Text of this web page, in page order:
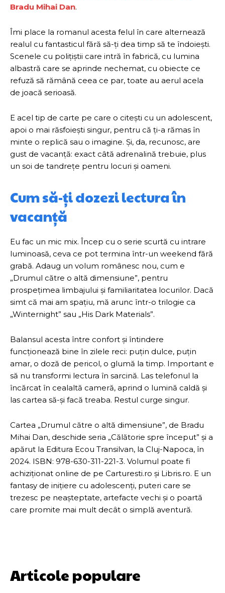
Bradu Mihai Dan.
Îmi place la romanul acesta felul în care alternează
realul cu fantasticul fără să-ți dea timp să te îndoiești.
Scenele cu polițiștii care intră în fabrică, cu lumina
albastră care se aprinde nechemat, cu obiecte ce
refuză să rămână ceea ce par, toate au aerul acela
de joacă serioasă.
E acel tip de carte pe care o citești cu un adolescent,
apoi o mai răsfoiești singur, pentru că ți-a rămas în
minte o replică sau o imagine. Și, da, recunosc, are
gust de vacanță: exact câtă adrenalină trebuie, plus
un soi de tandrețe pentru locuri și oameni.
Cum să-ți dozezi lectura în
vacanță
Eu fac un mic mix. Încep cu o serie scurtă cu intrare
luminoasă, ceva ce pot termina într-un weekend fără
grabă. Adaug un volum românesc nou, cum e
„Drumul către o altă dimensiune”, pentru
prospețimea limbajului și familiaritatea locurilor. Dacă
simt că mai am spațiu, mă arunc într-o trilogie ca
„Winternight” sau „His Dark Materials”.
Balansul acesta între confort și întindere
funcționează bine în zilele reci: puțin dulce, puțin
amar, o doză de pericol, o glumă la timp. Important e
să nu transformi lectura în sarcină. Las telefonul la
încărcat în cealaltă cameră, aprind o lumină caldă și
las cartea să-și facă treaba. Restul curge singur.
Cartea „Drumul către o altă dimensiune”, de Bradu
Mihai Dan, deschide seria „Călătorie spre început” și a
apărut la Editura Ecou Transilvan, la Cluj-Napoca, în
2024. ISBN: 978-630-311-221-3. Volumul poate fi
achiziționat online de pe Carturesti.ro și Libris.ro. E un
fantasy de inițiere cu adolescenți, puteri care se
trezesc pe neașteptate, artefacte vechi și o poartă
care promite mai mult decât o simplă aventură.
Articole populare